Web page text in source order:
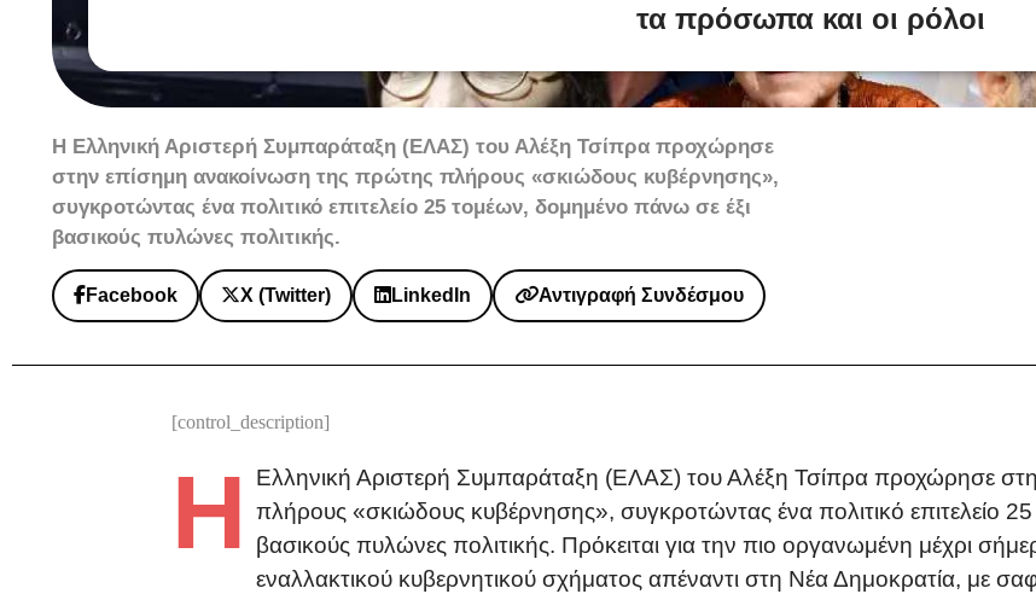
τα πρόσωπα και οι ρόλοι
Η Ελληνική Αριστερή Συμπαράταξη (ΕΛΑΣ) του Αλέξη Τσίπρα προχώρησε
στην επίσημη ανακοίνωση της πρώτης πλήρους «σκιώδους κυβέρνησης»,
συγκροτώντας ένα πολιτικό επιτελείο 25 τομέων, δομημένο πάνω σε έξι
βασικούς πυλώνες πολιτικής.
Facebook X (Twitter) LinkedIn Αντιγραφή Συνδέσμου
[control_description]
Η
Ελληνική Αριστερή Συμπαράταξη (ΕΛΑΣ) του Αλέξη Τσίπρα προχώρησε
πλήρους «σκιώδους κυβέρνησης», συγκροτώντας ένα πολιτικό επιτελείο
βασικούς πυλώνες πολιτικής. Πρόκειται για την πιο οργανωμένη μέχρι
εναλλακτικού κυβερνητικού σχήματος απέναντι στη Νέα Δημοκρατία, με